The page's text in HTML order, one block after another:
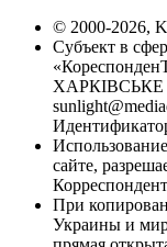
© 2000-2026,
Субъект в
ХАРКІВСЬКЕ
сайте,
При
Украины и